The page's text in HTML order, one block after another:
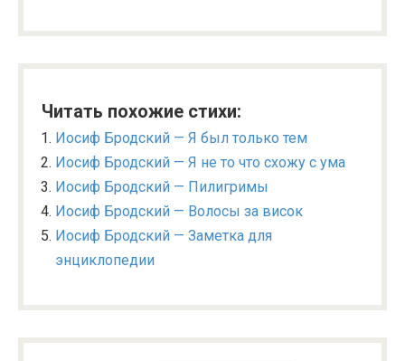
Читать похожие стихи:
Иосиф Бродский — Я был только тем
Иосиф Бродский — Я не то что схожу с ума
Иосиф Бродский — Пилигримы
Иосиф Бродский — Волосы за висок
Иосиф Бродский — Заметка для
энциклопедии